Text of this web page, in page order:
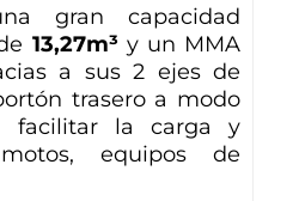
gran capacidad
13,27m³ y un MMA
a sus 2 ejes de
trasero a modo
facilitar la carga y
equipos de